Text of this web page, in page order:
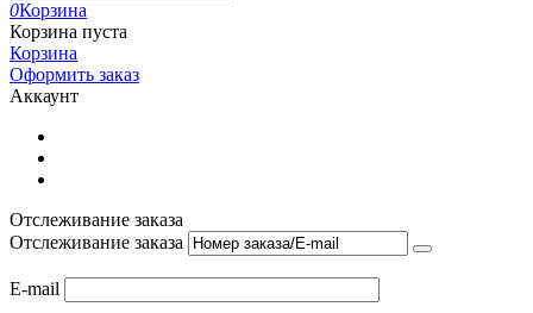
0Корзина
Корзина пуста
Корзина
Оформить заказ
Аккаунт
Отслеживание заказа
Отслеживание заказа
E-mail